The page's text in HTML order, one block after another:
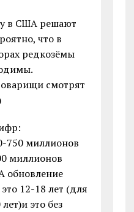
в США решают
что в
редкозёмы
смотрят
750 миллионов
миллионов
обновление
12-18 лет (для
это без